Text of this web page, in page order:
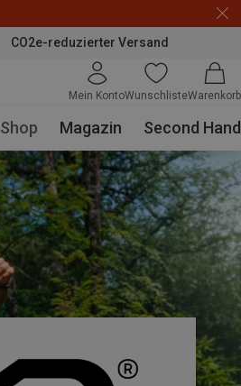
CO2e-reduzierter Versand
Mein KontoWunschlisteWarenkorb
Shop Magazin Second Hand